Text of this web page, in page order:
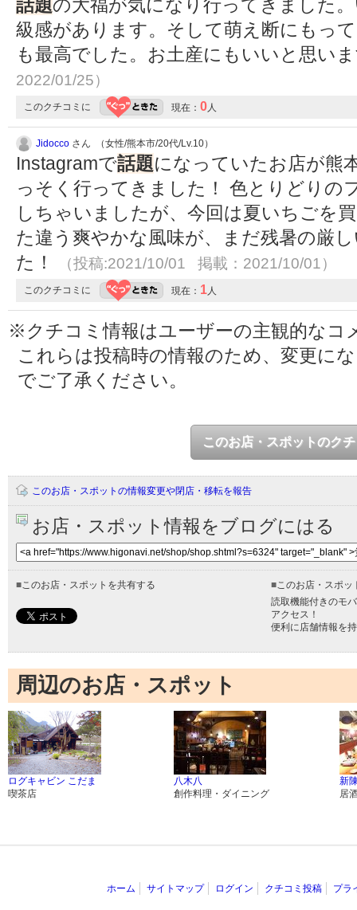
話題の大福が気になり行ってきました
級感があります。そして萌え断にもっ
も最高でした。お土産にもいいと思い
2022/01/25）
このクチコミに 現在： 0人
Jidocco さん （女性/熊本市/20代/Lv.10）
Instagramで話題になっていたお店が熊
っそく行ってきました！ 色とりどりの
しちゃいましたが、今回は夏いちごを
た違う爽やかな風味が、まだ残暑の厳
た！
（投稿:2021/10/01 掲載：2021/10/01）
このクチコミに 現在： 1人
※クチコミ情報はユーザーの主観的なコ
これらは投稿時の情報のため、変更に
でご了承ください。
このお店・スポットのク
このお店・スポットの情報変更や閉店・移転を報告
お店・スポット情報をブログにはる
■このお店・スポットを共有する ■このお店・スポッ
読取機能付きのモ
アクセス！
便利に店舗情報を
周辺のお店・スポット
ログキャビン こだま
喫茶店
八木八
創作料理・ダイニング
新
居
ホーム サイトマップ ログイン クチコミ投稿 プラ